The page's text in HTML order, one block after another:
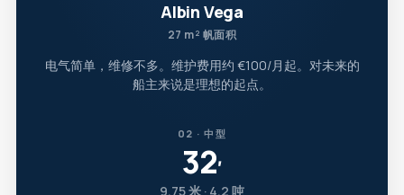
Albin Vega
27 m² 帆面积
电气简单，维修不多。维护费用约 €100/月起。对未来的
船主来说是理想的起点。
02 · 中型
32′
9.75 米 · 4.2 吨